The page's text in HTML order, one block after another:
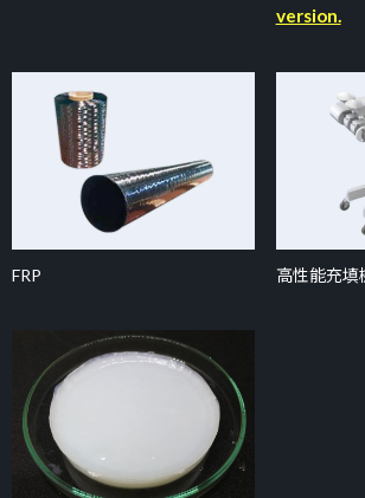
version.
FRP 高性能充填